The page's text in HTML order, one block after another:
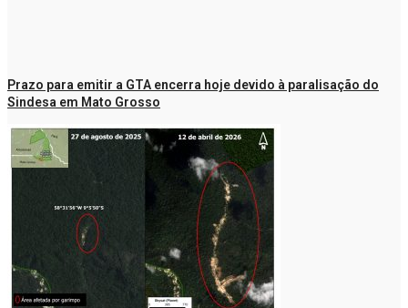
Prazo para emitir a GTA encerra hoje devido à paralisação do
Sindesa em Mato Grosso